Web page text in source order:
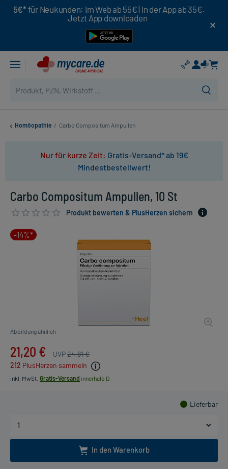
5€* für Neukunden: Im Web ab 55€ | In der App ab 35€.
Jetzt App downloaden
Homöopathie / Carbo Compositum Ampullen
Nur für kurze Zeit: Gratis-Versand* ab 19€
Mindestbestellwert!
Carbo Compositum Ampullen, 10 St
Produkt bewerten & PlusHerzen sichern
-14%*
Abbildung ähnlich
21,20 € UVP24,81 €
212 PlusHerzen sammeln
inkl. MwSt. Gratis-Versand innerhalb D.
Lieferbar
In den Warenkorb